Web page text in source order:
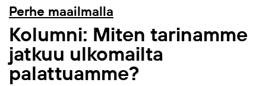
Perhe maailmalla
Kolumni: Miten tarinamme
jatkuu ulkomailta
palattuamme?